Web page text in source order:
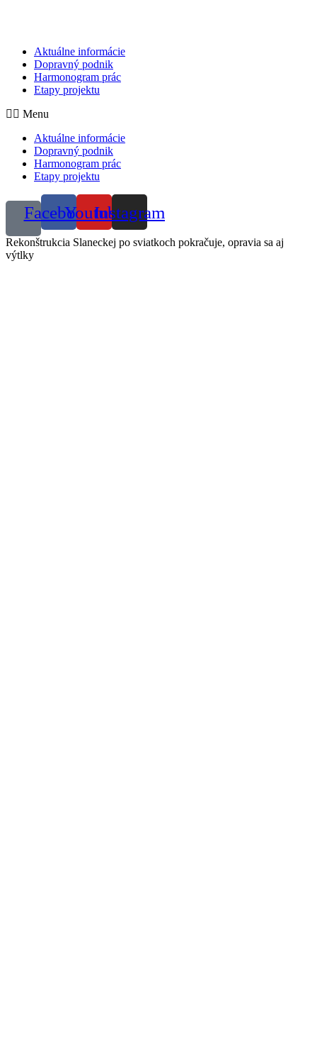
Aktuálne informácie
Dopravný podnik
Harmonogram prác
Etapy projektu
Menu
Aktuálne informácie
Dopravný podnik
Harmonogram prác
Etapy projektu
FacebookYoutubeInstagram
Rekonštrukcia Slaneckej po sviatkoch pokračuje, opravia sa aj
výtlky